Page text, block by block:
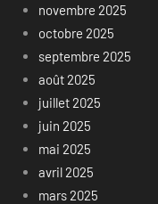
novembre 2025
octobre 2025
septembre 2025
août 2025
juillet 2025
juin 2025
mai 2025
avril 2025
mars 2025